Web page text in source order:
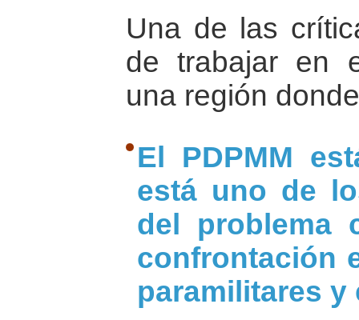
Una de las
de trabajar en
una región
El PDPMM
está uno de
del problema
confrontación
paramilitares y